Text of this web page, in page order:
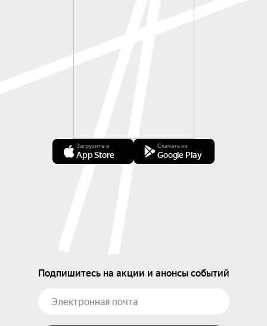
Загрузите в
App Store
Скачать из
Google Play
Подпишитесь на акции и анонсы событий